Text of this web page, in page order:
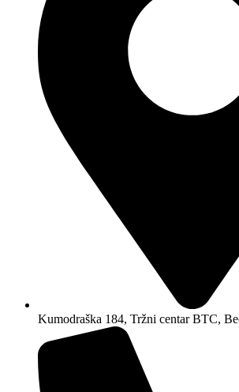
Kumodraška 184, Tržni centar BTC,